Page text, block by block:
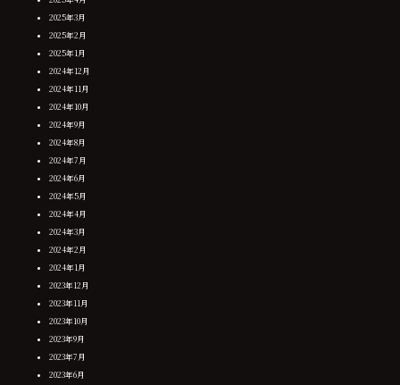
2025年3月
2025年2月
2025年1月
2024年12月
2024年11月
2024年10月
2024年9月
2024年8月
2024年7月
2024年6月
2024年5月
2024年4月
2024年3月
2024年2月
2024年1月
2023年12月
2023年11月
2023年10月
2023年9月
2023年7月
2023年6月